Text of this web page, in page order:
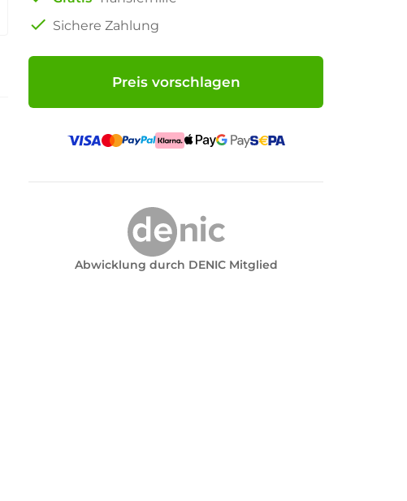
check Sichere Zahlung
Preis vorschlagen
Abwicklung durch DENIC Mitglied